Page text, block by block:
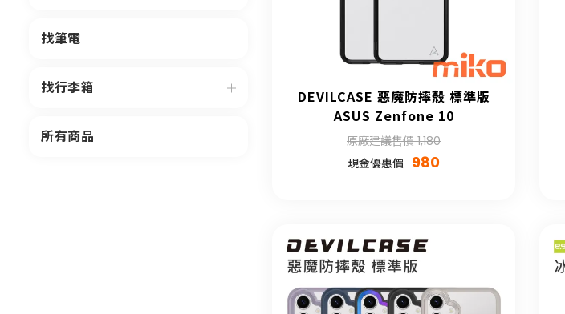
找筆電
找行李箱
所有商品
DEVILCASE 惡魔防摔殼 標準版
ASUS Zenfone 10
原廠建議售價 1,180
現金優惠價 980